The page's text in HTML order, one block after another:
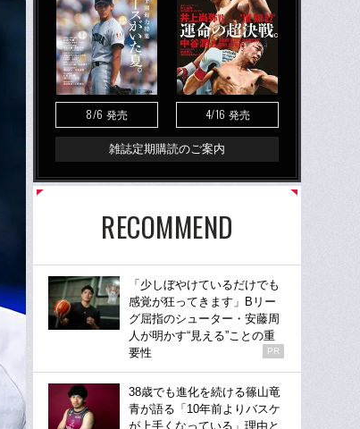
8/6 発売 4/16 発売
雑誌定期購読のご案内
RECOMMEND
「少しぼやけているだけでも
感覚が狂ってきます」Bリー
グ屈指のシューター・安藤周
人が明かす“見える”ことの重
要性
PR
38歳でも進化を続ける篠山竜
青が語る「10年前よりバスケ
が上手くなっている」理由と